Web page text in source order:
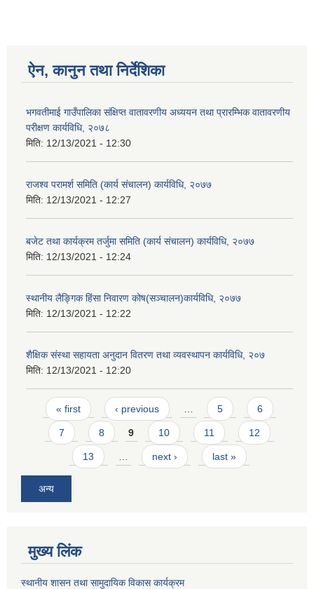
ऐन, कानुन तथा निर्देशिका
भगवतीमाई गाउँपालिका संक्षिप्त वातावरणीय अध्ययन तथा प्रारम्भिक वातावरणीय
परीक्षण कार्यविधि, २०७८
मिति: 12/13/2021 - 12:30
राजश्व परामर्श समिति (कार्य संचालन) कार्यविधि, २०७७
मिति: 12/13/2021 - 12:27
बजेट तथा कार्यक्रम तर्जुमा समिति (कार्य संचालन) कार्यविधि, २०७७
मिति: 12/13/2021 - 12:24
स्थानीय लैङ्गिक हिंसा निवारण कोष(सञ्चालन)कार्यविधि, २०७७
मिति: 12/13/2021 - 12:22
शैक्षिक संस्था सहायता अनुदान वितरण तथा व्यवस्थापन कार्यविधि, २०७
मिति: 12/13/2021 - 12:20
Pages
« first ‹ previous 5 6
7 8 9 10 11 12
13 next › last »
अन्य
मुख्य लिंक
स्थानीय शासन तथा सामुदायिक विकास कार्यक्रम